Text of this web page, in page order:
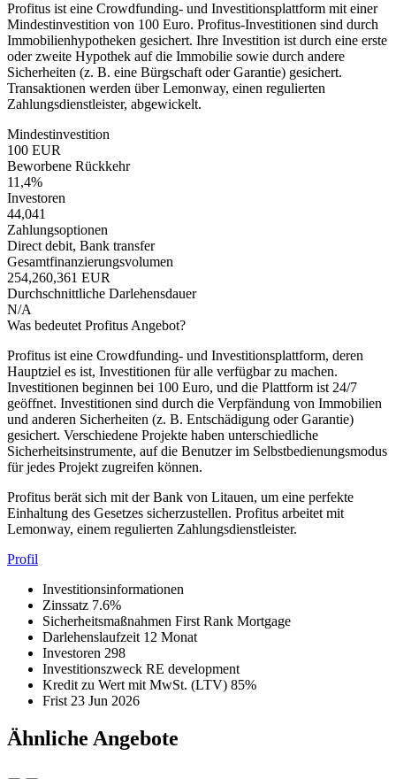
Profitus ist eine Crowdfunding- und Investitionsplattform mit einer
Mindestinvestition von 100 Euro. Profitus-Investitionen sind durch
Immobilienhypotheken gesichert. Ihre Investition ist durch eine erste
oder zweite Hypothek auf die Immobilie sowie durch andere
Sicherheiten (z. B. eine Bürgschaft oder Garantie) gesichert.
Transaktionen werden über Lemonway, einen regulierten
Zahlungsdienstleister, abgewickelt.
Mindestinvestition
100 EUR
Beworbene Rückkehr
11,4%
Investoren
44,041
Zahlungsoptionen
Direct debit, Bank transfer
Gesamtfinanzierungsvolumen
254,260,361 EUR
Durchschnittliche Darlehensdauer
N/A
Was bedeutet Profitus Angebot?
Profitus ist eine Crowdfunding- und Investitionsplattform, deren
Hauptziel es ist, Investitionen für alle verfügbar zu machen.
Investitionen beginnen bei 100 Euro, und die Plattform ist 24/7
geöffnet. Investitionen sind durch die Verpfändung von Immobilien
und anderen Sicherheiten (z. B. Entschädigung oder Garantie)
gesichert. Verschiedene Projekte haben unterschiedliche
Sicherheitsinstrumente, auf die Benutzer im Selbstbedienungsmodus
für jedes Projekt zugreifen können.
Profitus berät sich mit der Bank von Litauen, um eine perfekte
Einhaltung des Gesetzes sicherzustellen. Profitus arbeitet mit
Lemonway, einem regulierten Zahlungsdienstleister.
Profil
Investitionsinformationen
Zinssatz 7.6%
Sicherheitsmaßnahmen First Rank Mortgage
Darlehenslaufzeit 12 Monat
Investoren 298
Investitionszweck RE development
Kredit zu Wert mit MwSt. (LTV) 85%
Frist 23 Jun 2026
Ähnliche Angebote